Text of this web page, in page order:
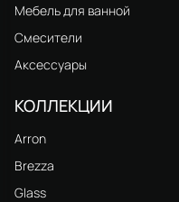
Мебель для ванной
Смесители
Аксессуары
КОЛЛЕКЦИИ
Arron
Brezza
Glass